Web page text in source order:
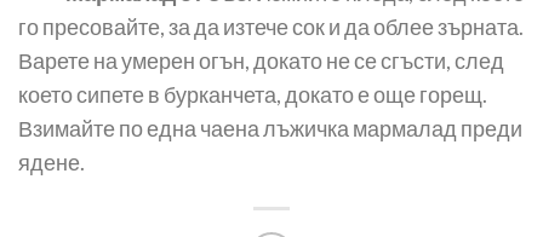
го пресовайте, за да изтече сок и да облее зърната.
Варете на умерен огън, докато не се сгъсти, след
което сипете в бурканчета, докато е още горещ.
Взимайте по една чаена лъжичка мармалад преди
ядене.